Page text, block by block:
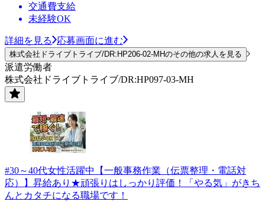
交通費支給
未経験OK
詳細を見る 応募画面に進む
株式会社ドライブトライブ/DR:HP206-02-MHのその他の求人を見る
派遣労働者
株式会社ドライブトライブ/DR:HP097-03-MH
#30～40代女性活躍中【一般事務作業（伝票整理・電話対
応）】昇給あり★頑張りはしっかり評価！「やる気」がきち
んとカタチになる職場です！